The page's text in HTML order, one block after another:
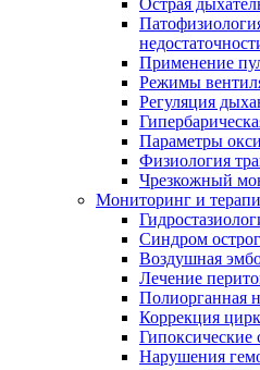
Острая
Применение
Режимы
Регуляция
Параметры
Физиология
Чрезкожный
Мониторинг и
Cиндром
Воздушная
Лечение
Полиорганная
Коррекция
Гипоксические
Нарушения